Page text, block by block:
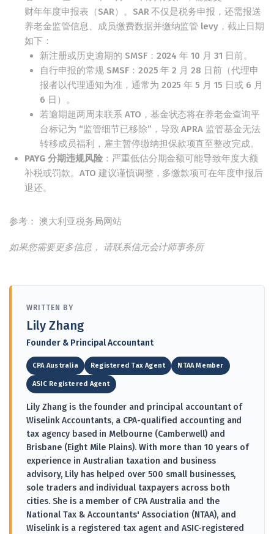
财年年度申报表（SAR）。SAR 不仅是税务申报，还需报送
养老金监管信息、成员缴费数据并缴纳监管 levy，截止日期
如下：
新注册或历史逾期的 SMSF：2024 年 10 月 31 日前。
自行申报的常规 SMSF：2025 年 2 月 28 日前（代理申
报者以代理通知为准，通常为 2025 年 5 月 15 日或 6 月
6 日）。
若逾期超两周未联系 ATO，基金状态将在养老金查询平
台标记为 “监管细节已移除”，导致 APRA 监管基金无法
转移成员福利，雇主暂停缴纳担保款项直至整改完成。
PAYG 分期违规风险：严重低估分期金额可能导致年度大额
补税或罚款。ATO 建议谨慎调整，多缴款项可在年度申报后
退还。
参考： 澳大利亚税务局网站
如果您需要更多信息， 请联系信元会计师事务所
WRITTEN BY
Lily Zhang
Founder & Principal Accountant
CPA Australia Registered Tax Agent NTAA Member
ASIC Registered Agent
Lily Zhang is the founder and principal accountant of
Wiselink Accountants, a CPA-qualified accounting and
tax agency based in Melbourne (Camberwell) and
Brisbane (Eight Mile Plains). With more than 10 years of
experience in Australian taxation and business
advisory, Lily has helped over 500 small businesses,
sole traders and individual taxpayers across both
cities. She is a member of CPA Australia and the
National Tax & Accountants' Association (NTAA), and
Wiselink is a registered tax agent and ASIC-registered